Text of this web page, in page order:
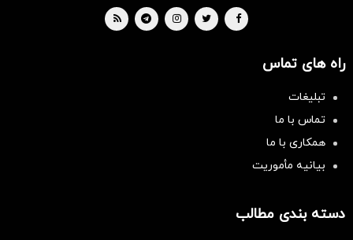
راه های تماس
تبلیغات
تماس با ما
همکاری با ما
بیانیه مأموریت
دسته بندی مطالب